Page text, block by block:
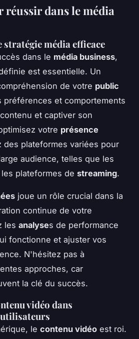
réussir dans le média
média efficace
dans le média business,
est essentielle. Un
de votre public
préférences et comportements
et captiver son
votre présence
des plateformes variées pour
audience, telles que les
plateformes de streaming.
joue un rôle crucial dans la
continue de votre
les analyses de performance
fonctionne et ajuster vos
N'hésitez pas à
approches, car
la clé du succès.
vidéo dans
utilisateurs
le contenu vidéo est roi.